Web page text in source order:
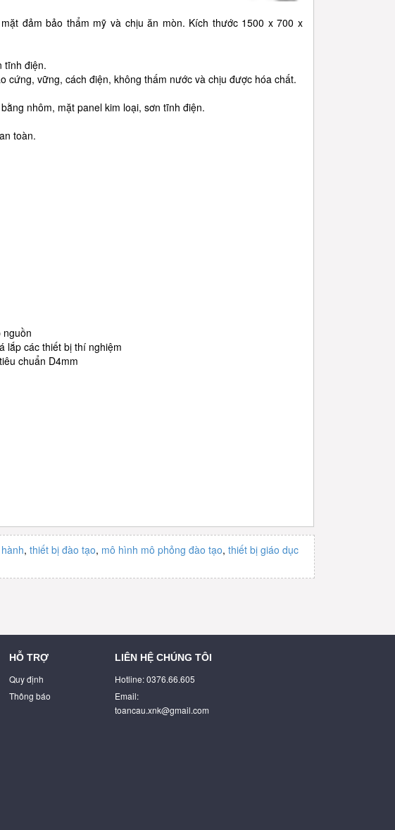
đảm bảo thẩm mỹ và chịu ăn mòn. Kích thước 1500 x 700 x
tĩnh điện.
cứng, vững, cách điện, không thấm nước và chịu được hóa chất.
nhôm, mặt panel kim loại, sơn tĩnh điện.
toàn.
nguồn
lắp các thiết bị thí nghiệm
chuẩn D4mm
, thiết bị đào tạo, mô hình mô phỏng đào tạo, thiết bị giáo dục
HỖ TRỢ
Quy định
Thông báo
LIÊN HỆ CHÚNG TÔI
Hotline: 0376.66.605
Email:
toancau.xnk@gmail.com